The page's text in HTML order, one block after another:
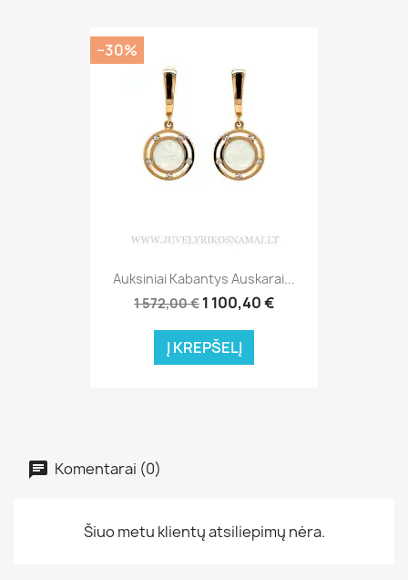
Auksiniai Kabantys Auskarai...
1 572,00 € 1 100,40 €
Į KREPŠELĮ
−30%
Komentarai (0)
Šiuo metu klientų atsiliepimų nėra.